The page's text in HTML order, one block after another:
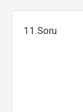
11.Soru